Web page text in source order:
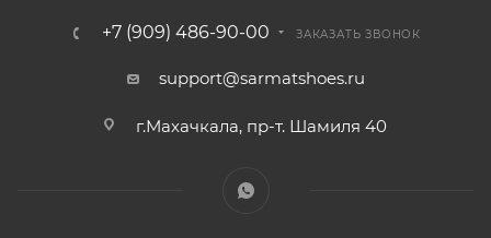
+7 (909) 486-90-00 ЗАКАЗАТЬ ЗВОНОК
support@sarmatshoes.ru
г.Махачкала, пр-т. Шамиля 40